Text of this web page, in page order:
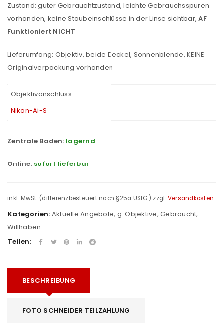
Zustand: guter Gebrauchtzustand, leichte Gebrauchsspuren
vorhanden, keine Staubeinschlüsse in der Linse sichtbar,AF
Funktioniert NICHT
Lieferumfang: Objektiv, beide Deckel, Sonnenblende, KEINE
Originalverpackung vorhanden
Objektivanschluss
Nikon-Ai-S
Zentrale Baden: lagernd
Online: sofort lieferbar
inkl. MwSt. (differenzbesteuert nach §25a UStG.) zzgl. Versandkosten
Kategorien:Aktuelle Angebote, g: Objektive, Gebraucht,
Willhaben
Teilen:
BESCHREIBUNG
FOTO SCHNEIDER TEILZAHLUNG